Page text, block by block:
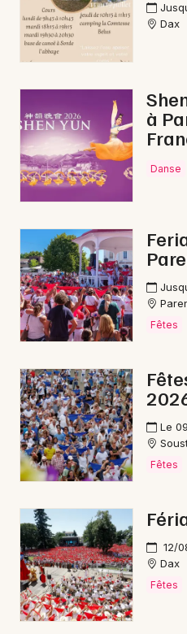
Concerts de Noël en
Concerts de Noël en
Newsletter des sorties
Artistes en tournée
Actus dans les Landes
Magazine dans les
40 - Landes
Choisir mes départements
Mon email
Je
Dax
à
Danse
Fêtes
Le
Fêtes
12/
Dax
Fêtes